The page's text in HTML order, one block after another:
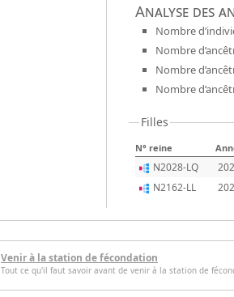
Analyse des
Nombre
Nombre
Nombre
Nombre
Filles
N° reine
N2028-LQ
N2162-LL
Venir à la station de fécondation
Tout ce qu'il faut savoir avant de venir à la station de